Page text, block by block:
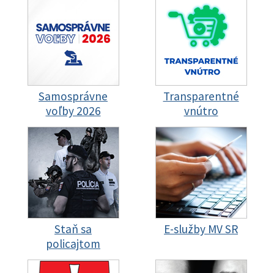
Samosprávne
voľby 2026
Transparentné
vnútro
Staň sa
policajtom
E-služby MV SR